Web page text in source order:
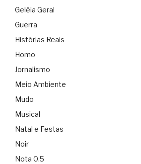
Geléia Geral
Guerra
Histórias Reais
Homo
Jornalismo
Meio Ambiente
Mudo
Musical
Natal e Festas
Noir
Nota 0.5